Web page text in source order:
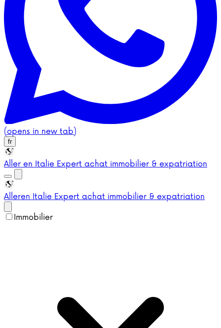
(opens in new tab)
fr
Aller en Italie Expert achat immobilier & expatriation
Alleren Italie Expert achat immobilier & expatriation
Immobilier